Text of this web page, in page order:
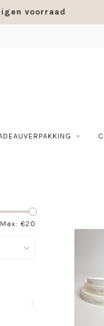
voorraad
Max: €20